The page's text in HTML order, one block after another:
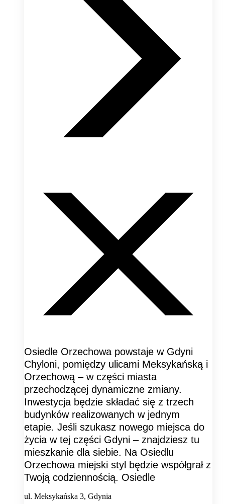
Osiedle Orzechowa powstaje w Gdyni
Chyloni, pomiędzy ulicami Meksykańską i
Orzechową – w części miasta
przechodzącej dynamiczne zmiany.
Inwestycja będzie składać się z trzech
budynków realizowanych w jednym
etapie. Jeśli szukasz nowego miejsca do
życia w tej części Gdyni – znajdziesz tu
mieszkanie dla siebie. Na Osiedlu
Orzechowa miejski styl będzie współgrał z
Twoją codziennością. Osiedle
ul. Meksykańska 3, Gdynia